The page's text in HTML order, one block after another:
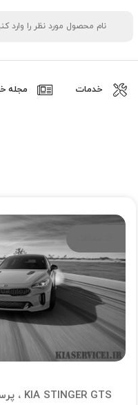
خدمات مجله
KIA STINGER GTS ،​ پرستو عاشقانه